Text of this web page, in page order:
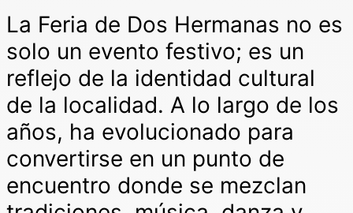
La Feria de Dos Hermanas no es
solo un evento festivo; es un
reflejo de la identidad cultural
de la localidad. A lo largo de los
años, ha evolucionado para
convertirse en un punto de
encuentro donde se mezclan